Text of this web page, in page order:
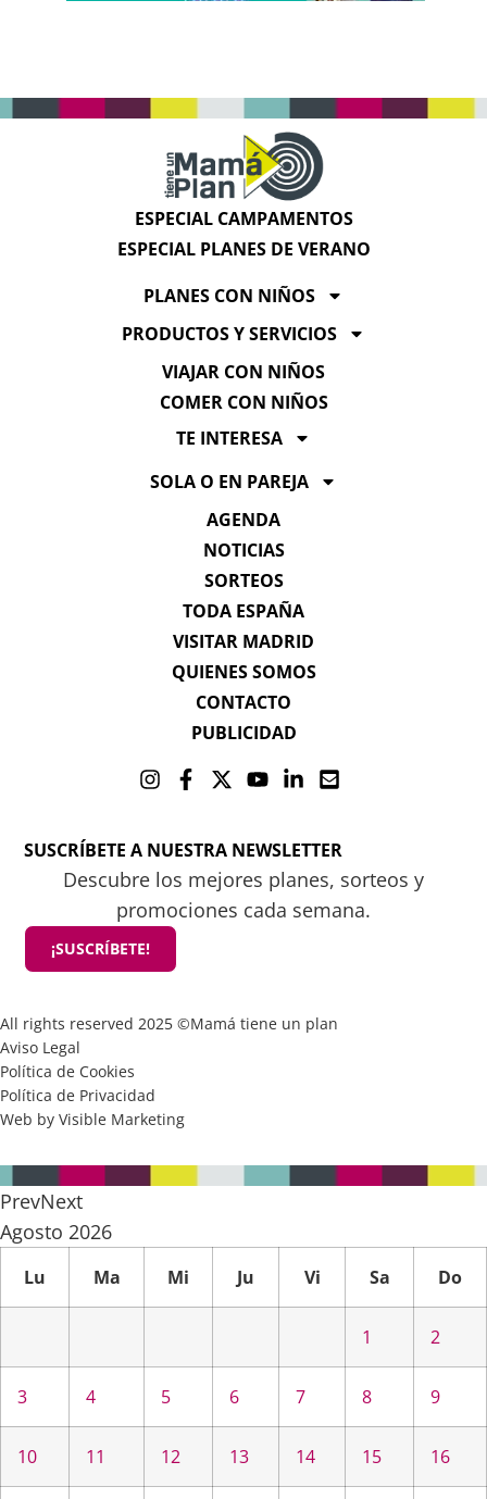
ESPECIAL CAMPAMENTOS
ESPECIAL PLANES DE VERANO
PLANES CON NIÑOS
PRODUCTOS Y SERVICIOS
VIAJAR CON NIÑOS
COMER CON NIÑOS
TE INTERESA
SOLA O EN PAREJA
AGENDA
NOTICIAS
SORTEOS
TODA ESPAÑA
VISITAR MADRID
QUIENES SOMOS
CONTACTO
PUBLICIDAD
SUSCRÍBETE A NUESTRA NEWSLETTER
Descubre los mejores planes, sorteos y
promociones cada semana.
¡SUSCRÍBETE!
All rights reserved 2025 ©Mamá tiene un plan
Aviso Legal
Política de Cookies
Política de Privacidad
Web by Visible Marketing
PrevNext
Agosto 2026
Lu Ma Mi Ju Vi Sa Do
1 2
3 4 5 6 7 8 9
10 11 12 13 14 15 16